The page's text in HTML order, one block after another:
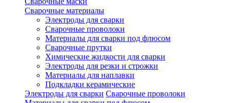
Сварочные материалы
Электроды для сварки
Сварочные проволоки
Материалы для сварки под флюсом
Сварочные прутки
Химические жидкости для сварки
Электроды для резки и строжки
Материалы для наплавки
Подкладки керамические
Электроды для сварки Сварочные проволоки